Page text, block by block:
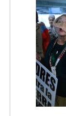
OPMT